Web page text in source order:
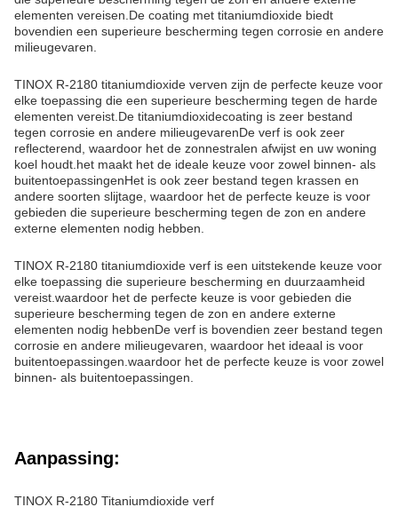
elementen vereisen.De coating met titaniumdioxide biedt
bovendien een superieure bescherming tegen corrosie en andere
milieugevaren.
TINOX R-2180 titaniumdioxide verven zijn de perfecte keuze voor
elke toepassing die een superieure bescherming tegen de harde
elementen vereist.De titaniumdioxidecoating is zeer bestand
tegen corrosie en andere milieugevarenDe verf is ook zeer
reflecterend, waardoor het de zonnestralen afwijst en uw woning
koel houdt.het maakt het de ideale keuze voor zowel binnen- als
buitentoepassingenHet is ook zeer bestand tegen krassen en
andere soorten slijtage, waardoor het de perfecte keuze is voor
gebieden die superieure bescherming tegen de zon en andere
externe elementen nodig hebben.
TINOX R-2180 titaniumdioxide verf is een uitstekende keuze voor
elke toepassing die superieure bescherming en duurzaamheid
vereist.waardoor het de perfecte keuze is voor gebieden die
superieure bescherming tegen de zon en andere externe
elementen nodig hebbenDe verf is bovendien zeer bestand tegen
corrosie en andere milieugevaren, waardoor het ideaal is voor
buitentoepassingen.waardoor het de perfecte keuze is voor zowel
binnen- als buitentoepassingen.
Aanpassing:
TINOX R-2180 Titaniumdioxide verf